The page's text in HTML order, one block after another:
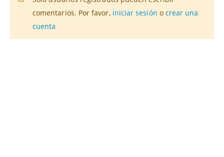
comentarios. Por favor, iniciar sesión o crear una
cuenta